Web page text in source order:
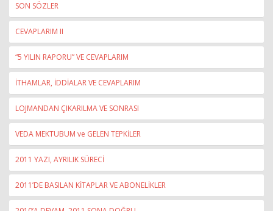
SON SÖZLER
CEVAPLARIM II
“5 YILIN RAPORU” VE CEVAPLARIM
İTHAMLAR, İDDİALAR VE CEVAPLARIM
LOJMANDAN ÇIKARILMA VE SONRASI
VEDA MEKTUBUM ve GELEN TEPKİLER
2011 YAZI, AYRILIK SÜRECİ
2011’DE BASILAN KİTAPLAR VE ABONELİKLER